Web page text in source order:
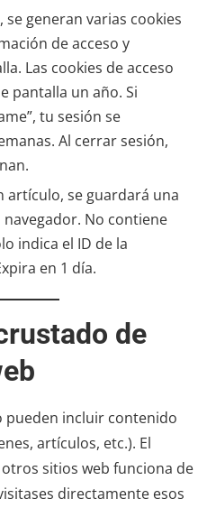
se generan varias cookies
de acceso y
Las cookies de acceso
pantalla un año. Si
tu sesión se
Al cerrar sesión,
artículo, se guardará una
No contiene
indica el ID de la
en 1 día.
de
pueden incluir contenido
artículos, etc.). El
sitios web funciona de
directamente esos